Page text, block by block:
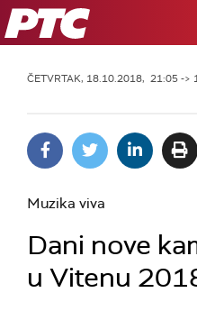
RTS
ČETVRTAK, 18.10.2018, 21:05 ->
Muzika viva
Dani nove
u Vitenu